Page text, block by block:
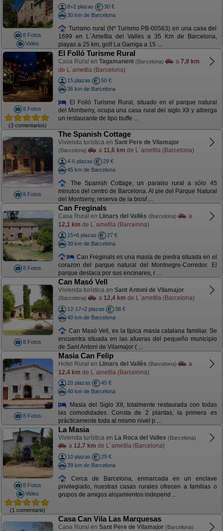
8 Fotos
Video
8+2 plazas
30 €
30 km de Barcelona
Turismo rural (Nº Turismo PB-00563) en una casa del
1699 en L´Ametlla del Vallès a 35 Km de Barcelona,
playas a 25 km, golf La Garriga a 15 ...
8 Fotos
(3 comentarios)
El Folló Turisme Rural
Casa Rural en Tagamanent (Barcelona) a 7,9 km
de L´ametlla (Barcelona)
15 plazas
50 €
36 km de Barcelona
El Folló Turisme Rural, situado en el parque natural
del Montseny, ocupa una casa rural del siglo XII y alberga
un restaurante de tipo buffe ...
8 Fotos
The Spanish Cottage
Vivienda turística en Sant Pere de Vilamajor
(Barcelona) a 11,6 km de L´ametlla (Barcelona)
4-6 plazas
29 €
45 km de Barcelona
The Spanish Cottage, un paraiso rural a sólo 45
minutos del centro de Barcelona. Al pie del Parque Natural
del Montseny, reserva de la biosf ...
8 Fotos
Can Freginals
Casa Rural en Llinars del Vallès (Barcelona)
a
12,1 km de L´ametlla (Barcelona)
15+6 plazas
27 €
30 km de Barcelona
Can Freginals es una masía de piedra situada en el
corazon del parque natural del Montnegre-Corredor. El
parque destaca por sus encinares, r ...
8 Fotos
Can Masó Vell
Vivienda turística en Sant Antoni de Vilamajor
(Barcelona) a 12,4 km de L´ametlla (Barcelona)
12-17+2 plazas
38 €
40 km de Barcelona
Can Masó Vell, es la típica masía catalana familiar. Se
encuentra situada en las afueras del pequeño municipio
de Sant Antoni de Vilamajor ( ...
8 Fotos
Masia Can Felip
Hotel Rural en Llinars del Vallès (Barcelona)
a
12,4 km de L´ametlla (Barcelona)
20 plazas
45 €
40 km de Barcelona
Masia del Siglo XII, totalmente restaurada con todas
las comodidades. Consta de 2 plantas, la primera es
prácticamente toda al mismo nivel p ...
8 Fotos
Video
(1 comentario)
La Masia
Vivienda turística en La Roca del Valles (Barcelona)
a 12,7 km de L´ametlla (Barcelona)
10 plazas
29 €
39 km de Barcelona
Cerca de Barcelona, enmarcada en un enclave
privilegiado, nuestras casas rurales ofrecen a familias o
grupos de amigos alojamientos independ ...
Casa Can Vila Las Marquesas
Casa Rural en Sant Pere de Vilamajor (Barcelona)